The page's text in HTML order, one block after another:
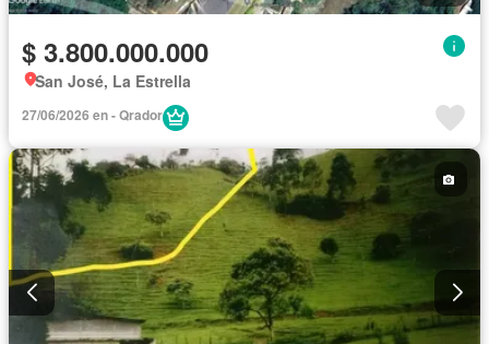
$ 3.800.000.000
San José, La Estrella
27/06/2026 en - Qrador